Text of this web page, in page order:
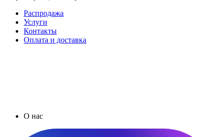
Распродажа
Услуги
Контакты
Оплата и доставка
О нас